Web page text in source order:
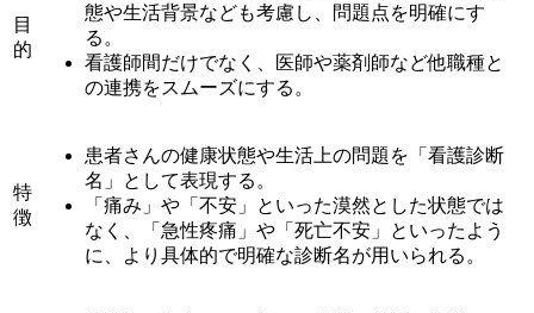
目
的
態や生活背景なども考慮し、問題点を明確にす
る。
看護師間だけでなく、医師や薬剤師など他職種と
の連携をスムーズにする。
特
徴
患者さんの健康状態や生活上の問題を「看護診断
名」として表現する。
「痛み」や「不安」といった漠然とした状態では
なく、「急性疼痛」や「死亡不安」といったよう
に、より具体的で明確な診断名が用いられる。